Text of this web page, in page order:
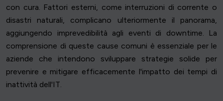
con cura. Fattori esterni, come interruzioni di corrente o
disastri naturali, complicano ulteriormente il panorama,
aggiungendo imprevedibilità agli eventi di downtime. La
comprensione di queste cause comuni è essenziale per le
aziende che intendono sviluppare strategie solide per
prevenire e mitigare efficacemente l'impatto dei tempi di
inattività dell'IT.